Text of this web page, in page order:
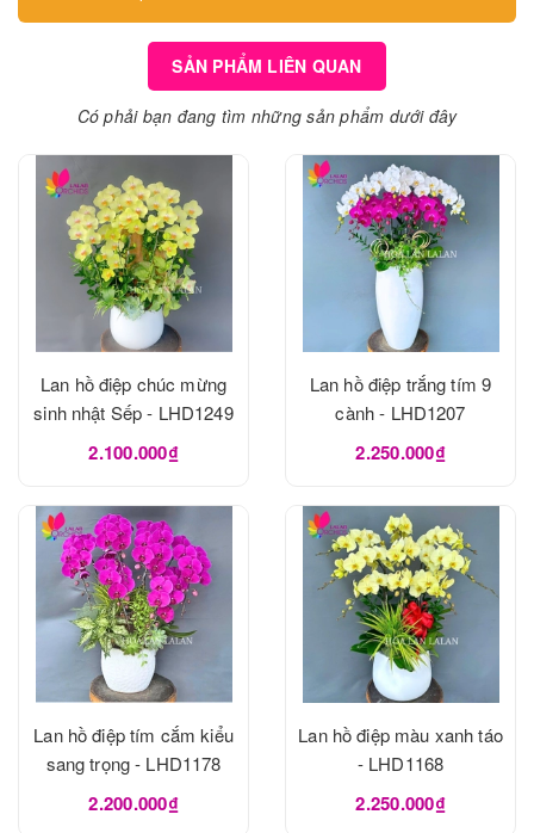
SẢN PHẨM LIÊN QUAN
Có phải bạn đang tìm những sản phẩm dưới đây
Lan hồ điệp chúc mừng
sinh nhật Sếp - LHD1249
2.100.000₫
Lan hồ điệp trắng tím 9
cành - LHD1207
2.250.000₫
Lan hồ điệp tím cắm kiểu
sang trọng - LHD1178
2.200.000₫
Lan hồ điệp màu xanh táo
- LHD1168
2.250.000₫